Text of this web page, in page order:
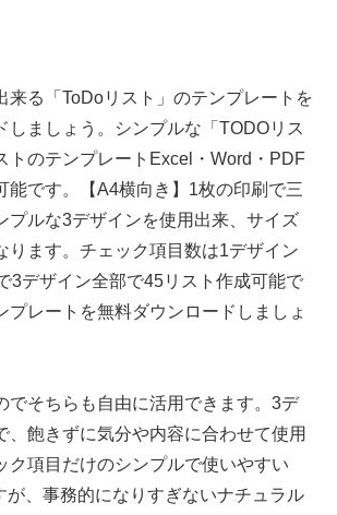
来る「ToDoリスト」のテンプレートを
しましょう。シンプルな「TODOリス
トのテンプレートExcel・Word・PDF
能です。【A4横向き】1枚の印刷で三
プルな3デザインを使用出来、サイズ
ります。チェック項目数は1デザイン
3デザイン全部で45リスト作成可能で
プレートを無料ダウンロードしましょ
でそちらも自由に活用できます。3デ
、飽きずに気分や内容に合わせて使用
ク項目だけのシンプルで使いやすい
が、事務的になりすぎないナチュラル